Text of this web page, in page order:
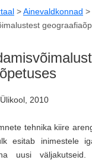
>Ainevaldkonnad >
2010
tehnika kiire
esitab inimestele
uusi